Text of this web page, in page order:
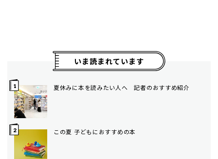
いま読まれています
夏休みに本を読みたい人へ 記者のおすすめ紹介
この夏 子どもにおすすめの本